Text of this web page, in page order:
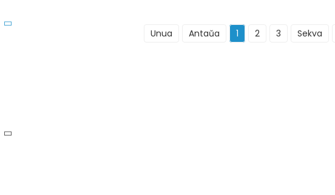
Unua Antaŭa 1 2 3 Sekva